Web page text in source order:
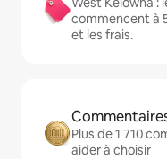
commencent à
et les frais.
Plus de 1 710
aider à choisir